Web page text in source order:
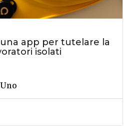
app per tutelare la
isolati